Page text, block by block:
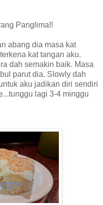
Panglima!!
abang dia masa kat
kat tangan aku.
dah semakin baik. Masa
parut dia. Slowly dah
aku jadikan diri sendiri
lagi 3-4 minggu